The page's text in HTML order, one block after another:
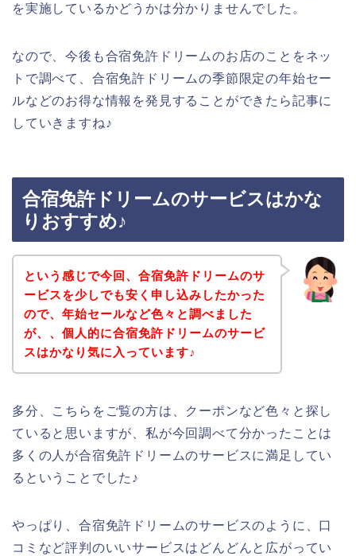
を実施しているかどうかは分かりませんでした。
なので、今後も合宿免許ドリームのお店のことをネッ
トで調べて、合宿免許ドリームの季節限定の年始セー
ルなどのお得な情報を発見することができたら記事に
していきますね♪
合宿免許ドリームのサービスはかな
りおすすめ♪
という感じで今回、合宿免許ドリームのサ
ービスを少しでも安く申し込みしたかった
ので、年始セールなど色々と調べました
が、、個人的に合宿免許ドリームのサービ
スはかなり気に入っています♪
多分、こちらをご覧の方は、クーポンなど色々と探し
ていると思いますが、私が今回調べて分かったことは
多くの人が合宿免許ドリームのサービスに満足してい
るということでした♪
やっぱり、合宿免許ドリームのサービスのように、口
コミなど評判のいいサービスはどんどんと広がってい